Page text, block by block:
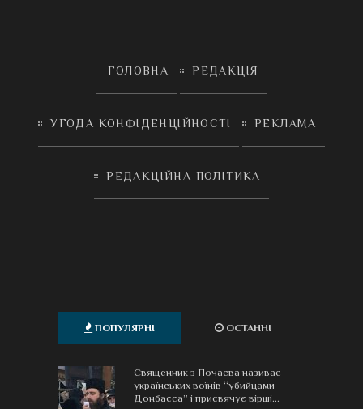
ГОЛОВНА РЕДАКЦІЯ
УГОДА КОНФІДЕНЦІЙНОСТІ РЕКЛАМА
РЕДАКЦІЙНА ПОЛІТИКА
ПОПУЛЯРНІ ОСТАННІ
Священник з Почаєва називає
українських воїнів “убийцами
Донбасса” і присвячує вірші...